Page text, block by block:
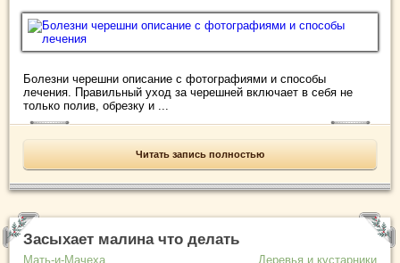
Болезни черешни описание с фотографиями и способы
лечения. Правильный уход за черешней включает в себя не
только полив, обрезку и ...
Читать запись полностью
Засыхает малина что делать
Мать-и-Мачеха Деревья и кустарники